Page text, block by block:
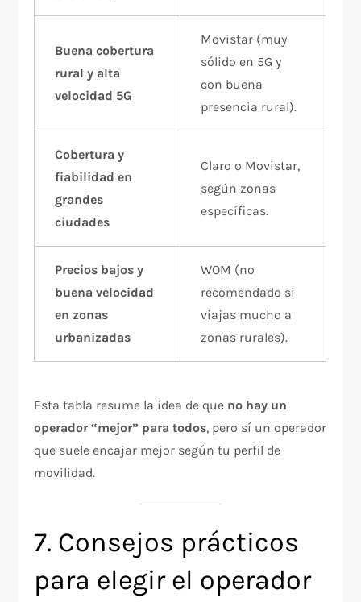
Buena cobertura
rural y alta
velocidad 5G
Movistar (muy
sólido en 5G y
con buena
presencia rural).
Cobertura y
fiabilidad en
grandes
ciudades
Claro o Movistar,
según zonas
específicas.
Precios bajos y
buena velocidad
en zonas
urbanizadas
WOM (no
recomendado si
viajas mucho a
zonas rurales).
Esta tabla resume la idea de que no hay un
operador “mejor” para todos, pero sí un operador
que suele encajar mejor según tu perfil de
movilidad.
7. Consejos prácticos
para elegir el operador